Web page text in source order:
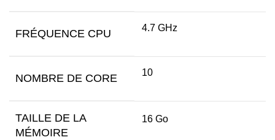
FRÉQUENCE CPU 4.7 GHz
NOMBRE DE CORE 10
TAILLE DE LA
MÉMOIRE
16 Go